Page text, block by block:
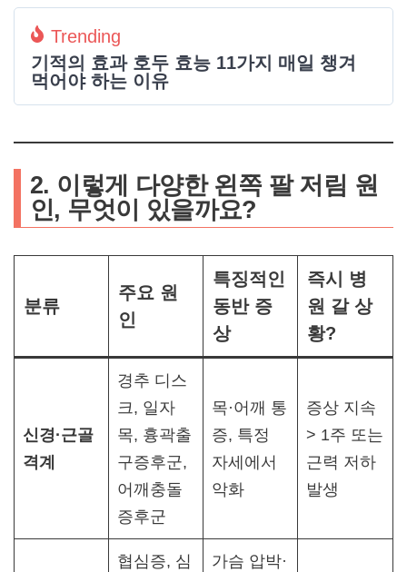
Trending
기적의 효과 호두 효능 11가지 매일 챙겨
먹어야 하는 이유
2. 이렇게 다양한 왼쪽 팔 저림 원
인, 무엇이 있을까요?
분류
주요 원
인
특징적인
동반 증
상
즉시 병
원 갈 상
황?
신경·근골
격계
경추 디스
크, 일자
목, 흉곽출
구증후군,
어깨충돌
증후군
목·어깨 통
증, 특정
자세에서
악화
증상 지속
> 1주 또는
근력 저하
발생
협심증, 심
가슴 압박·